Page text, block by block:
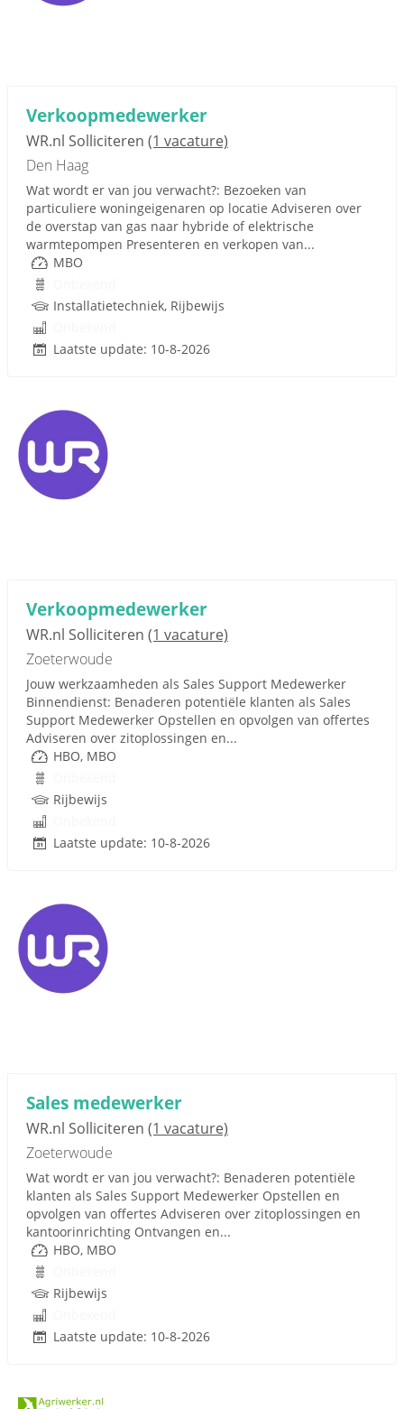
Verkoopmedewerker
WR.nl Solliciteren (1 vacature)
Den Haag
Wat wordt er van jou verwacht?: Bezoeken van
particuliere woningeigenaren op locatie Adviseren over
de overstap van gas naar hybride of elektrische
warmtepompen Presenteren en verkopen van...
MBO
Installatietechniek, Rijbewijs
Laatste update: 10-8-2026
Verkoopmedewerker
WR.nl Solliciteren (1 vacature)
Zoeterwoude
Jouw werkzaamheden als Sales Support Medewerker
Binnendienst: Benaderen potentiële klanten als Sales
Support Medewerker Opstellen en opvolgen van offertes
Adviseren over zitoplossingen en...
HBO, MBO
Rijbewijs
Laatste update: 10-8-2026
Sales medewerker
WR.nl Solliciteren (1 vacature)
Zoeterwoude
Wat wordt er van jou verwacht?: Benaderen potentiële
klanten als Sales Support Medewerker Opstellen en
opvolgen van offertes Adviseren over zitoplossingen en
kantoorinrichting Ontvangen en...
HBO, MBO
Rijbewijs
Laatste update: 10-8-2026